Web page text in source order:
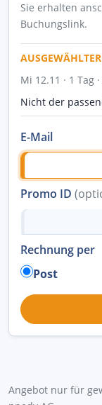
Sie erhalten
Buchungslink.
Mi 12.11 · 1 Tag
Nicht der
E-Mail
Promo ID
Rechnung per
Post
Angebot nur für